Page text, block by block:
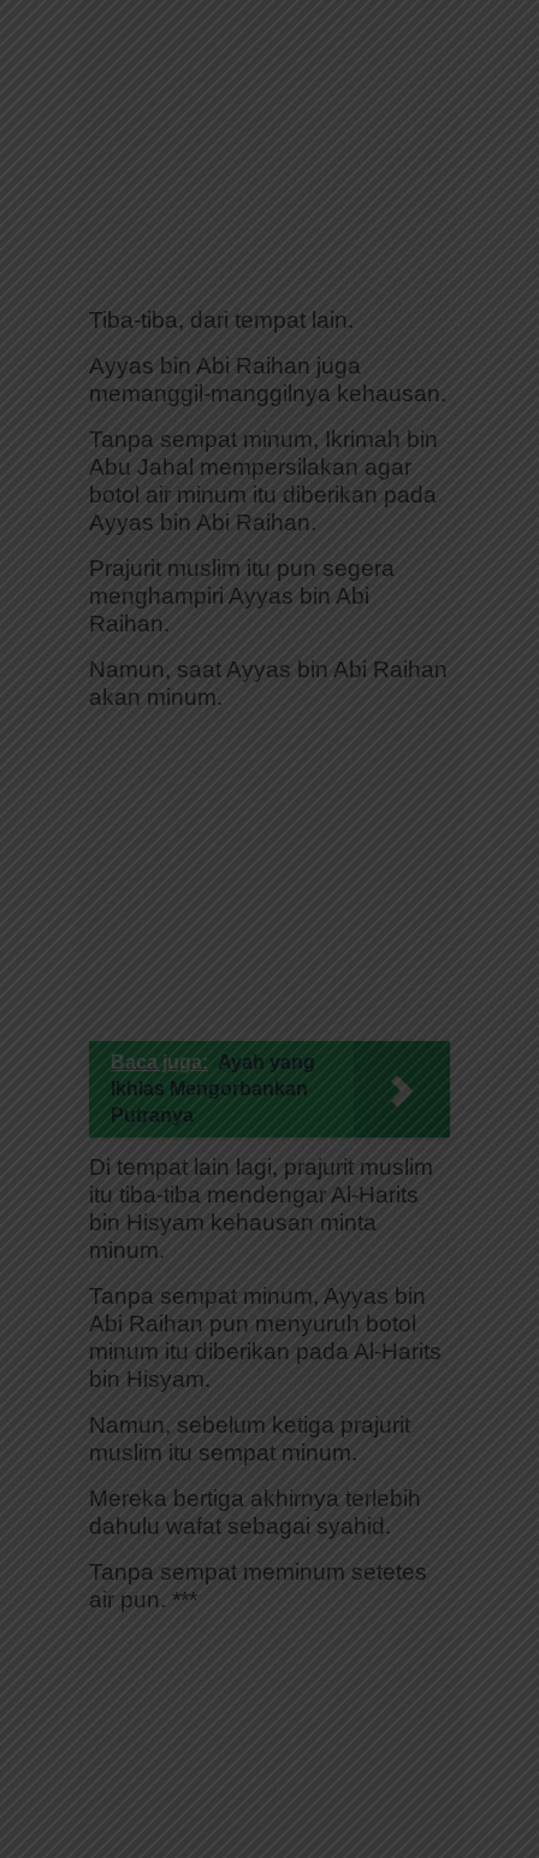
Tiba-tiba, dari tempat lain.
Ayyas bin Abi Raihan juga
memanggil-manggilnya kehausan.
Tanpa sempat minum, Ikrimah bin
Abu Jahal mempersilakan agar
botol air minum itu diberikan pada
Ayyas bin Abi Raihan.
Prajurit muslim itu pun segera
menghampiri Ayyas bin Abi
Raihan.
Namun, saat Ayyas bin Abi Raihan
akan minum.
Baca juga: Ayah yang
Ikhlas Mengorbankan
Putranya
Di tempat lain lagi, prajurit muslim
itu tiba-tiba mendengar Al-Harits
bin Hisyam kehausan minta
minum.
Tanpa sempat minum, Ayyas bin
Abi Raihan pun menyuruh botol
minum itu diberikan pada Al-Harits
bin Hisyam.
Namun, sebelum ketiga prajurit
muslim itu sempat minum.
Mereka bertiga akhirnya terlebih
dahulu wafat sebagai syahid.
Tanpa sempat meminum setetes
air pun. ***